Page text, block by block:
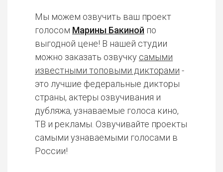
Мы можем озвучить ваш проект
голосом Марины Бакиной по
выгодной цене! В нашей студии
можно заказать озвучку самыми
известными топовыми дикторами -
это лучшие федеральные дикторы
страны, актеры озвучивания и
дубляжа, узнаваемые голоса кино,
ТВ и рекламы. Озвучивайте проекты
самыми узнаваемыми голосами в
России!